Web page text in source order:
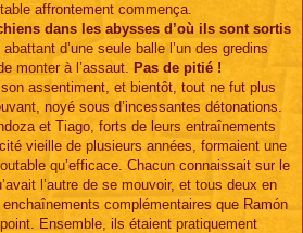
affrontement commença.
dans les abysses d’où ils sont sortis
d’une seule balle l’un des gredins
monter à l’assaut. Pas de pitié !
son assentiment, et bientôt, tout ne fut plus
noyé sous d’incessantes détonations.
et Tiago, forts de leurs entraînements
vieille de plusieurs années, formaient une
qu’efficace. Chacun connaissait sur le
l’autre de se mouvoir, et tous deux en
complémentaires que Ramón
Ensemble, ils étaient pratiquement